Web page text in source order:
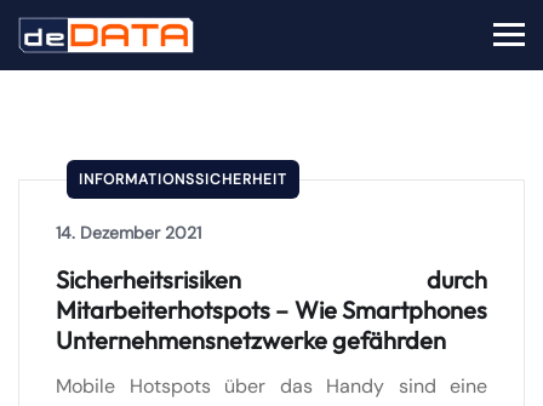
INFORMATIONSSICHERHEIT
14. Dezember 2021
Sicherheitsrisiken durch
Mitarbeiterhotspots – Wie Smartphones
Unternehmensnetzwerke gefährden
Mobile Hotspots über das Handy sind eine